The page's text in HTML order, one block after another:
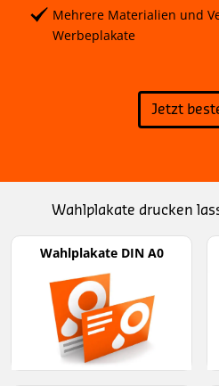
Mehrere Materialien und
Werbeplakate
Jetzt
Wahlplakate drucken
Wahlplakate DIN A0